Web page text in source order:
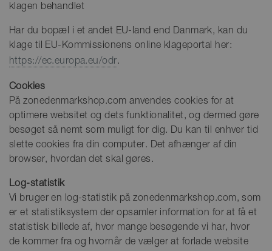
klagen behandlet
Har du bopæl i et andet EU-land end Danmark, kan du
klage til EU-Kommissionens online klageportal her:
https://ec.europa.eu/odr.
Cookies
På zonedenmarkshop.com anvendes cookies for at
optimere websitet og dets funktionalitet, og dermed gøre
besøget så nemt som muligt for dig. Du kan til enhver tid
slette cookies fra din computer. Det afhænger af din
browser, hvordan det skal gøres.
Log-statistik
Vi bruger en log-statistik på zonedenmarkshop.com, som
er et statistiksystem der opsamler information for at få et
statistisk billede af, hvor mange besøgende vi har, hvor
de kommer fra og hvornår de vælger at forlade website